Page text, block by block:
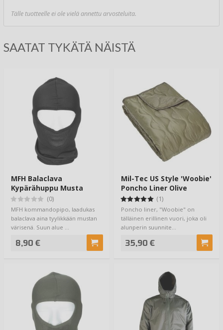
Tälle tuotteelle ei ole vielä annettu arvosteluita.
SAATAT TYKÄTÄ NÄISTÄ
MFH Balaclava
Kypärähuppu Musta
(0)
MFH kommandopipo, laadukas
balaclava aina tyylikkään mustan
värisenä. Suun alue …
8,90 €
Mil-Tec US Style 'Woobie'
Poncho Liner Olive
(1)
Poncho liner, "Woobie" on
tälläinen erillinen vuori, joka oli
alunperin suunnite…
35,90 €